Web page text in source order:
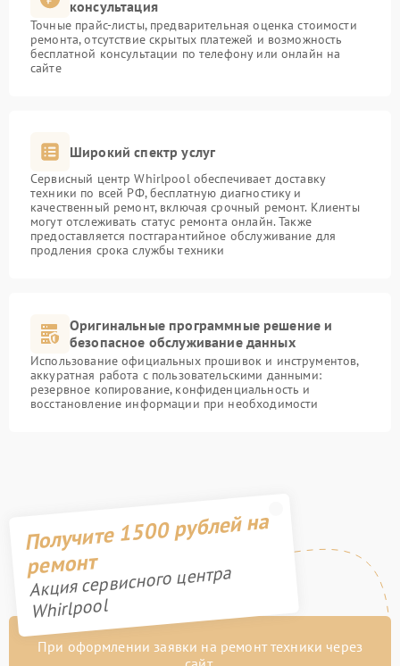
консультация
Точные прайс-листы, предварительная оценка стоимости
ремонта, отсутствие скрытых платежей и возможность
бесплатной консультации по телефону или онлайн на
сайте
Широкий спектр услуг
Сервисный центр Whirlpool обеспечивает доставку
техники по всей РФ, бесплатную диагностику и
качественный ремонт, включая срочный ремонт. Клиенты
могут отслеживать статус ремонта онлайн. Также
предоставляется постгарантийное обслуживание для
продления срока службы техники
Оригинальные программные решение и
безопасное обслуживание данных
Использование официальных прошивок и инструментов,
аккуратная работа с пользовательскими данными:
резервное копирование, конфиденциальность и
восстановление информации при необходимости
Получите 1500 рублей на
ремонт
Акция сервисного центра
Whirlpool
При оформлении заявки на ремонт техники через